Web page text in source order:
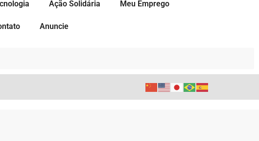
Ação Solidária Meu Emprego
Anuncie